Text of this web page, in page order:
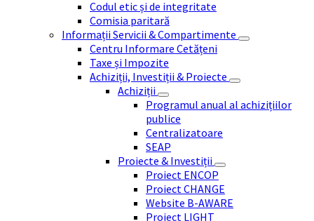
Codul etic și de integritate
Comisia paritară
Informații Servicii & Compartimente
Centru Informare Cetățeni
Taxe și Impozite
Achiziții, Investiții & Proiecte
Achiziții
Programul anual al achizițiilor
publice
Centralizatoare
SEAP
Proiecte & Investiții
Proiect ENCOP
Proiect CHANGE
Website B-AWARE
Proiect LIGHT